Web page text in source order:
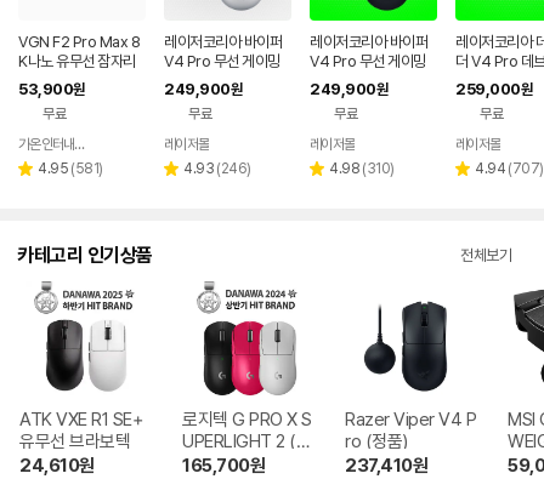
VGN F2 Pro Max 8
K나노 유무선 잠자리
게이밍 마우스 화이트
53,900원
무료
페이
가온인터내셔날
별 4.95 리
(581)
레이저코리아 바이퍼
V4 Pro 무선 게이밍
마우스 바브사 8K 동
글 화이트
249,900원
무료
레이저몰
별 4.93 리
(246)
레이저코리아 바이퍼
V4 Pro 무선 게이밍
마우스 바브사 8K 동
글 블랙
249,900원
무료
레이저몰
별 4.98 리
(310)
레이저코리아
더 V4 Pro 데
선 게이밍 마우
동글 블랙
259,000원
무료
레이저몰
별 4.94 리
(707)
카테고리 인기상품 전체보기
ATK VXE R1 SE+
유무선 브라보텍
24,610원
로지텍 G PRO X S
UPERLIGHT 2 (정
품)
165,700원
Razer Viper V4 P
ro (정품)
237,410원
MSI
SS